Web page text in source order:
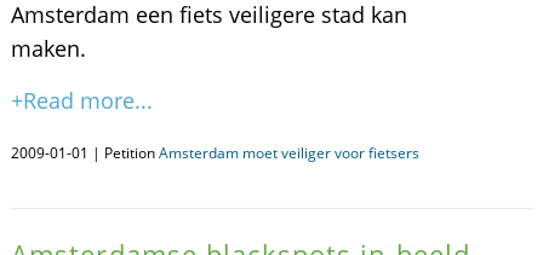
Amsterdam een fiets veiligere stad kan
maken.
+Read more...
2009-01-01 | PetitionAmsterdam moet veiliger voor fietsers